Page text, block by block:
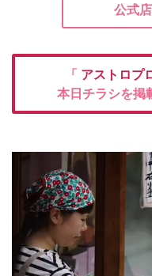
公式
「 アストロプ
本日チラシを掲